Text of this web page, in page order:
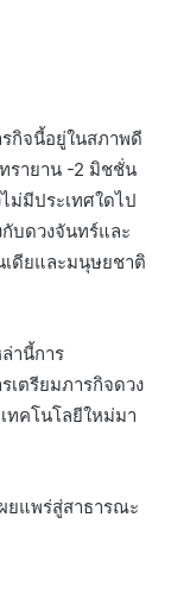
รกิจนี้อยู่ในสภาพดี
รายาน -2 มิชชั่น
ม่มีประเทศใดไป
บดวงจันทร์และ
เดียและมนุษยชาติ
านี้การ
เตรียมภารกิจดวง
ทคโนโลยีใหม่มา
ยแพร่สู่สาธารณะ